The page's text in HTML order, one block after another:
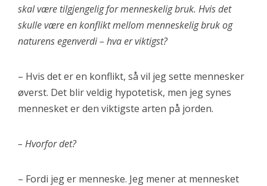
skal være tilgjengelig for menneskelig bruk. Hvis det
skulle være en konflikt mellom menneskelig bruk og
naturens egenverdi – hva er viktigst?
– Hvis det er en konflikt, så vil jeg sette mennesker
øverst. Det blir veldig hypotetisk, men jeg synes
mennesket er den viktigste arten på jorden.
– Hvorfor det?
– Fordi jeg er menneske. Jeg mener at mennesket